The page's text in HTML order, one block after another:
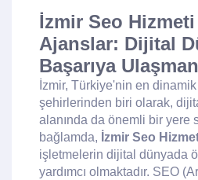
İzmir Seo Hizmeti
Ajanslar: Dijital
Başarıya
İzmir, Türkiye'nin en
şehirlerinden biri olarak,
alanında da önemli bir yere
bağlamda, İzmir Seo
işletmelerin dijital dünyada
yardımcı olmaktadır. SEO